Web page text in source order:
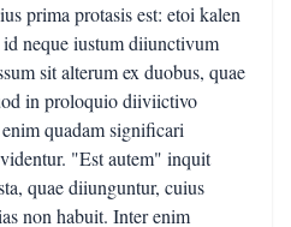
prima protasis est: etoi kalen
neque iustum diiunctivum
sit alterum ex duobus, quae
in proloquio diiviictivo
quadam significari
"Est autem" inquit
quae diiunguntur, cuius
non habuit. Inter enim